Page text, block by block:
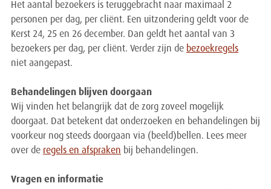
Het aantal bezoekers is teruggebracht naar maximaal 2
personen per dag, per cliënt. Een uitzondering geldt voor de
Kerst 24, 25 en 26 december. Dan geldt het aantal van 3
bezoekers per dag, per cliënt. Verder zijn de bezoekregels
niet aangepast.
Behandelingen blijven doorgaan
Wij vinden het belangrijk dat de zorg zoveel mogelijk
doorgaat. Dat betekent dat onderzoeken en behandelingen bij
voorkeur nog steeds doorgaan via (beeld)bellen. Lees meer
over de regels en afspraken bij behandelingen.
Vragen en informatie